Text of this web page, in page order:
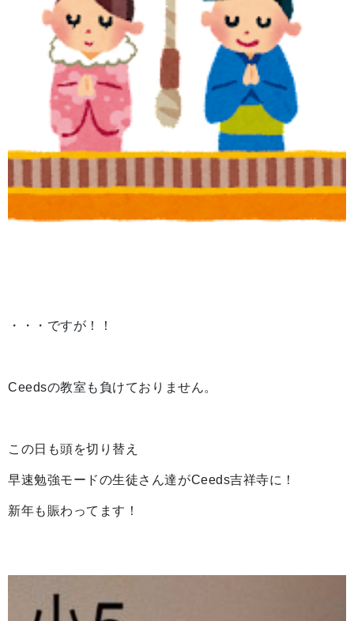
・・・ですが！！
Ceedsの教室も負けておりません。
この日も頭を切り替え
早速勉強モードの生徒さん達がCeeds吉祥寺に！
新年も賑わってます！